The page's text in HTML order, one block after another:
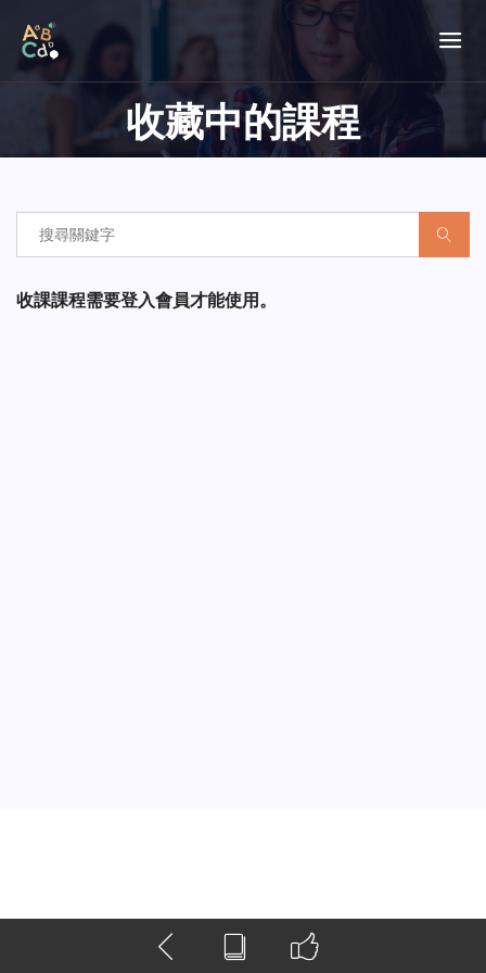
收藏中的課程
收課課程需要登入會員才能使用。